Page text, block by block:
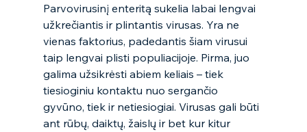
Parvovirusinį enteritą sukelia labai lengvai
užkrečiantis ir plintantis virusas. Yra ne
vienas faktorius, padedantis šiam virusui
taip lengvai plisti populiacijoje. Pirma, juo
galima užsikrėsti abiem keliais – tiek
tiesioginiu kontaktu nuo sergančio
gyvūno, tiek ir netiesiogiai. Virusas gali būti
ant rūbų, daiktų, žaislų ir bet kur kitur